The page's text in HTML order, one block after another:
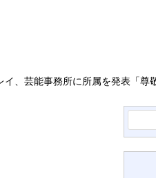
、芸能事務所に所属を発表「尊
索: